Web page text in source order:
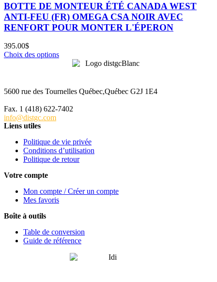
BOTTE DE MONTEUR ÉTÉ CANADA WEST
ANTI-FEU (FR) OMEGA CSA NOIR AVEC
RENFORT POUR MONTER L'ÉPERON
395.00$
Choix des options
5600 rue des Tournelles Québec,Québec G2J 1E4
Fax. 1 (418) 622-7402
info@distgc.com
Liens utiles
Politique de vie privée
Conditions d’utilisation
Politique de retour
Votre compte
Mon compte / Créer un compte
Mes favoris
Boîte à outils
Table de conversion
Guide de référence